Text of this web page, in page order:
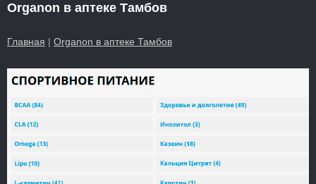
Organon в аптеке Тамбов
Главная | Organon в аптеке Тамбов